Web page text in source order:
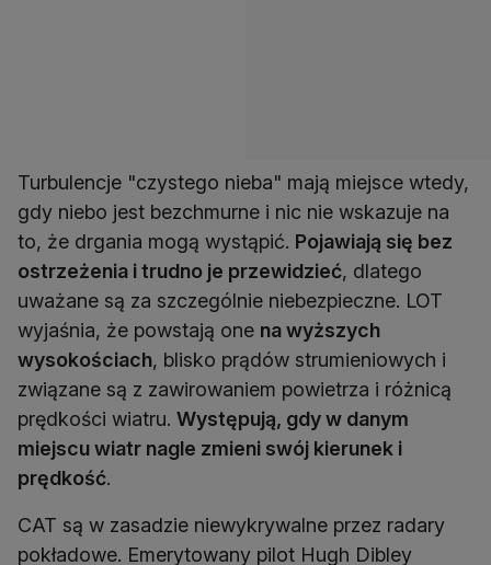
Turbulencje "czystego nieba" mają miejsce wtedy,
gdy niebo jest bezchmurne i nic nie wskazuje na
to, że drgania mogą wystąpić. Pojawiają się bez
ostrzeżenia i trudno je przewidzieć, dlatego
uważane są za szczególnie niebezpieczne. LOT
wyjaśnia, że powstają one na wyższych
wysokościach, blisko prądów strumieniowych i
związane są z zawirowaniem powietrza i różnicą
prędkości wiatru. Występują, gdy w danym
miejscu wiatr nagle zmieni swój kierunek i
prędkość.
CAT są w zasadzie niewykrywalne przez radary
pokładowe. Emerytowany pilot Hugh Dibley